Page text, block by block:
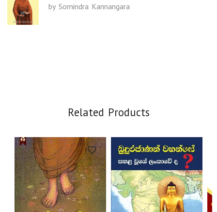
by Somindra Kannangara
Related Products